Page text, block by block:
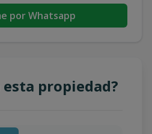
por Whatsapp
propiedad?